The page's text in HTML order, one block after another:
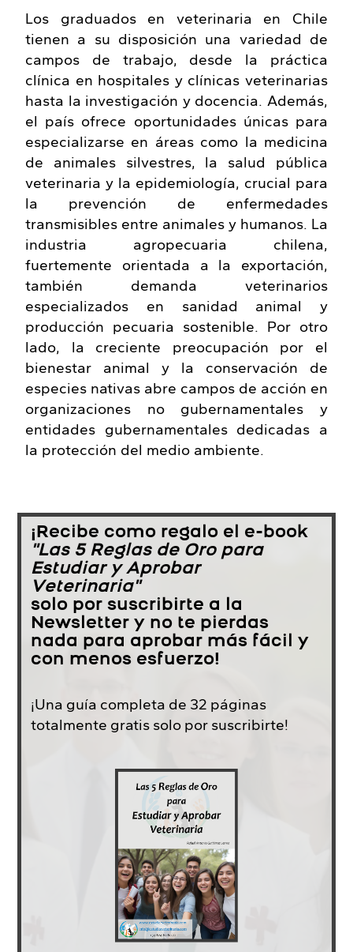
Los graduados en veterinaria en Chile
tienen a su disposición una variedad de
campos de trabajo, desde la práctica
clínica en hospitales y clínicas veterinarias
hasta la investigación y docencia. Además,
el país ofrece oportunidades únicas para
especializarse en áreas como la medicina
de animales silvestres, la salud pública
veterinaria y la epidemiología, crucial para
la prevención de enfermedades
transmisibles entre animales y humanos. La
industria agropecuaria chilena,
fuertemente orientada a la exportación,
también demanda veterinarios
especializados en sanidad animal y
producción pecuaria sostenible. Por otro
lado, la creciente preocupación por el
bienestar animal y la conservación de
especies nativas abre campos de acción en
organizaciones no gubernamentales y
entidades gubernamentales dedicadas a
la protección del medio ambiente.
¡Recibe como regalo el e-book
"Las 5 Reglas de Oro para
Estudiar y Aprobar
Veterinaria"
solo por suscribirte a la
Newsletter y no te pierdas
nada para aprobar más fácil y
con menos esfuerzo!
¡Una guía completa de 32 páginas
totalmente gratis solo por suscribirte!